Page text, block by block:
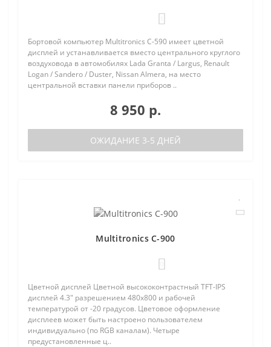
Бортовой компьютер Multitronics C-590 имеет цветной
дисплей и устанавливается вместо центрального круглого
воздуховода в автомобилях Lada Granta / Largus, Renault
Logan / Sandero / Duster, Nissan Almera, на место
центральной вставки панели приборов ..
8 950 р.
ОЖИДАНИЕ 3-5 ДНЕЙ
Multitronics C-900
Цветной дисплей Цветной высококонтрастный TFT-IPS
дисплей 4.3" разрешением 480х800 и рабочей
температурой от -20 градусов. Цветовое оформление
дисплеев может быть настроено пользователем
индивидуально (по RGB каналам). Четыре
предустановленные ц..